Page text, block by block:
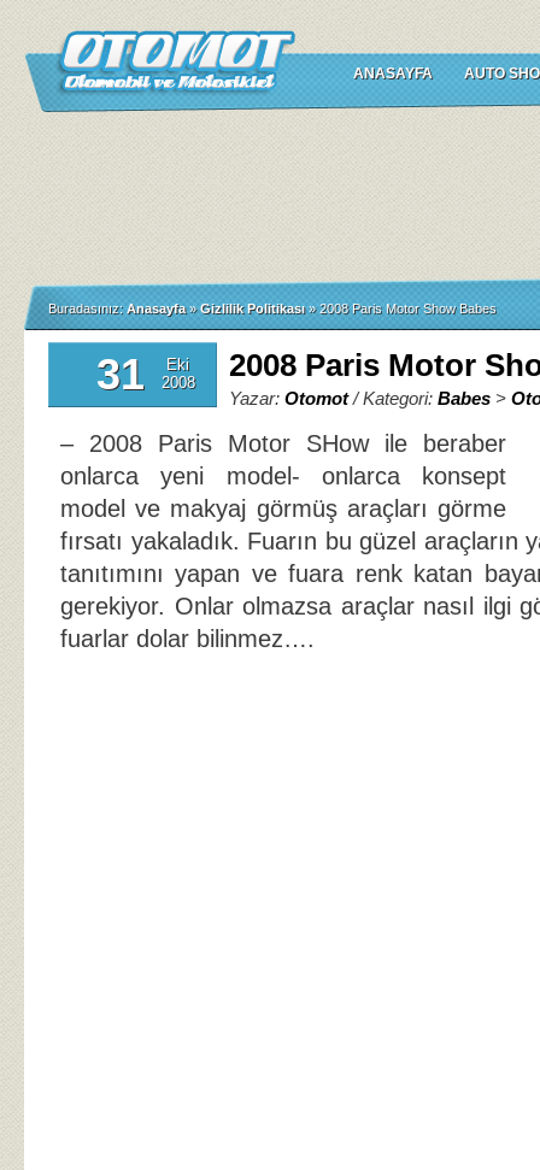
ANASAYFA AUTO
Buradasınız: Anasayfa » Gizlilik Politikası » 2008 Paris Motor Show Babes
31
Eki
2008
2008 Paris Motor
Yazar: Otomot/ Kategori: Babes >
– 2008 Paris Motor SHow ile beraber
onlarca yeni model- onlarca konsept
model ve makyaj görmüş araçları görme
fırsatı yakaladık. Fuarın bu güzel araçların
tanıtımını yapan ve fuara renk katan
gerekiyor. Onlar olmazsa araçlar nasıl ilgi
fuarlar dolar bilinmez….